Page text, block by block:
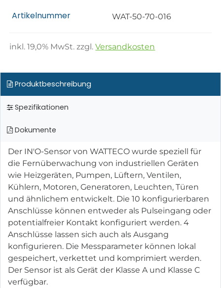
Artikelnummer WAT-50-70-016
inkl.19,0% MwSt. zzgl.Versandkosten
Produktbeschreibung
Spezifikationen
Dokumente
Der IN'O-Sensor von WATTECO wurde speziell für
die Fernüberwachung von industriellen Geräten
wie Heizgeräten, Pumpen, Lüftern, Ventilen,
Kühlern, Motoren, Generatoren, Leuchten, Türen
und ähnlichem entwickelt. Die 10 konfigurierbaren
Anschlüsse können entweder als Pulseingang oder
potentialfreier Kontakt konfiguriert werden. 4
Anschlüsse lassen sich auch als Ausgang
konfigurieren. Die Messparameter können lokal
gespeichert, verkettet und komprimiert werden.
Der Sensor ist als Gerät der Klasse A und Klasse C
verfügbar.